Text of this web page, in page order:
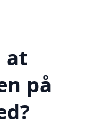
at
på